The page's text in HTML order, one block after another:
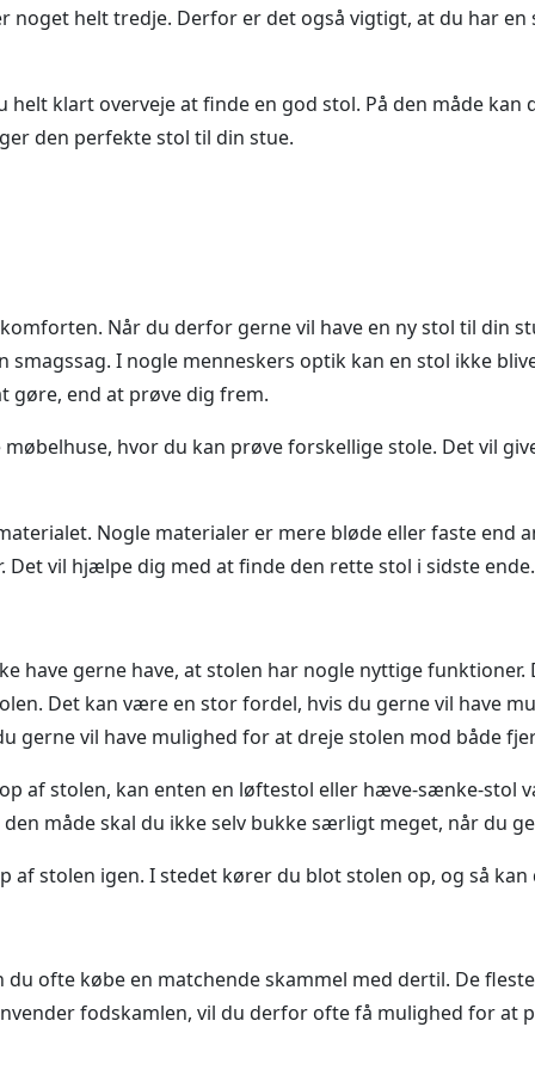
helt tredje. Derfor er det også vigtigt, at du har
klart overveje at finde en god stol. På den måde
den perfekte stol til din stue.
Når du derfor gerne vil have en ny stol til din
smagssag. I nogle menneskers optik kan en stol ikke
gøre, end at prøve dig frem.
hvor du kan prøve forskellige stole. Det vil
Nogle materialer er mere bløde eller faste end
vil hjælpe dig med at finde den rette stol i sidste ende.
have gerne have, at stolen har nogle nyttige
Det kan være en stor fordel, hvis du gerne vil have
gerne vil have mulighed for at dreje stolen mod både
af stolen, kan enten en løftestol eller hæve-sænke-
måde skal du ikke selv bukke særligt meget, når du
stolen igen. I stedet kører du blot stolen op, og så
ofte købe en matchende skammel med dertil. De
fodskamlen, vil du derfor ofte få mulighed for at